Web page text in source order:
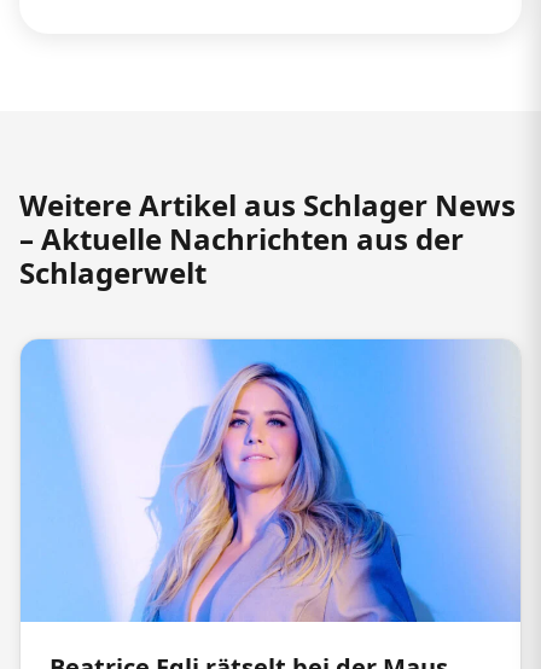
Weitere Artikel aus Schlager News
– Aktuelle Nachrichten aus der
Schlagerwelt